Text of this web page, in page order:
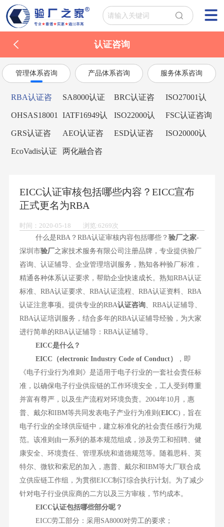
认证咨询
管理体系咨询 产品体系咨询 服务体系咨询
RBA认证咨
询
SA8000认证
咨询
BRC认证咨
询
ISO27001认
证咨询
OHSAS18001
认证咨询
IATF16949认
证咨询
ISO22000认
证咨询
FSC认证咨询
GRS认证咨
询
AEO认证咨
询
ESD认证咨
ISO20000认
EcoVadis认证
两化融合咨
EICC认证审核包括哪些内容？EICC宣布
正式更名为RBA
时间：2020-05-18 浏览:6269次
什么是RBA？RBA认证审核内容包括哪些？验厂之家-
深圳市验厂之家技术服务有限公司注册品牌，专业提供验厂
咨询、认证辅导、企业管理培训服务，熟知各种验厂标准，
精通各种体系认证要求，帮助企业快速成长。熟知RBA认证
标准、RBA认证要求、RBA认证流程、RBA认证资料、RBA
认证注意事项。提供专业的RBA认证咨询
、RBA认证辅导、
RBA认证培训服务，结合多年的RBA认证辅导经验，为大家
进行简单的RBA认证辅导：RBA认证辅导。
EICC是什么？
EICC（electronic Industry Code of Conduct）
，即
《电子行业行为准则》是适用于电子行业的一套社会责任标
准，以确保电子行业供应链的工作环境安全，工人受到尊重
并富有尊严，以及生产流程对环境负责。2004年10月，惠
普、戴尔和IBM等共同发表电子产业行为准则(EICC)，旨在
电子行业的全球供应链中，建立标准化的社会责任感行为规
范。该准则由一系列的基本规范组成，涉及劳工和招聘、健
康安全、环境责任、管理系统和道德规范等。随着思科、英
特尔、微软和索尼的加入，惠普、戴尔和IBM等大厂联合成
立供应链工作组，为贯彻EICC制订综合执行计划。为了减少
针对电子行业供应商的二方以及三方审核，节约成本。
EICC认证包括哪些部分呢？
EICC劳工部分：采用SA8000对劳工的要求；